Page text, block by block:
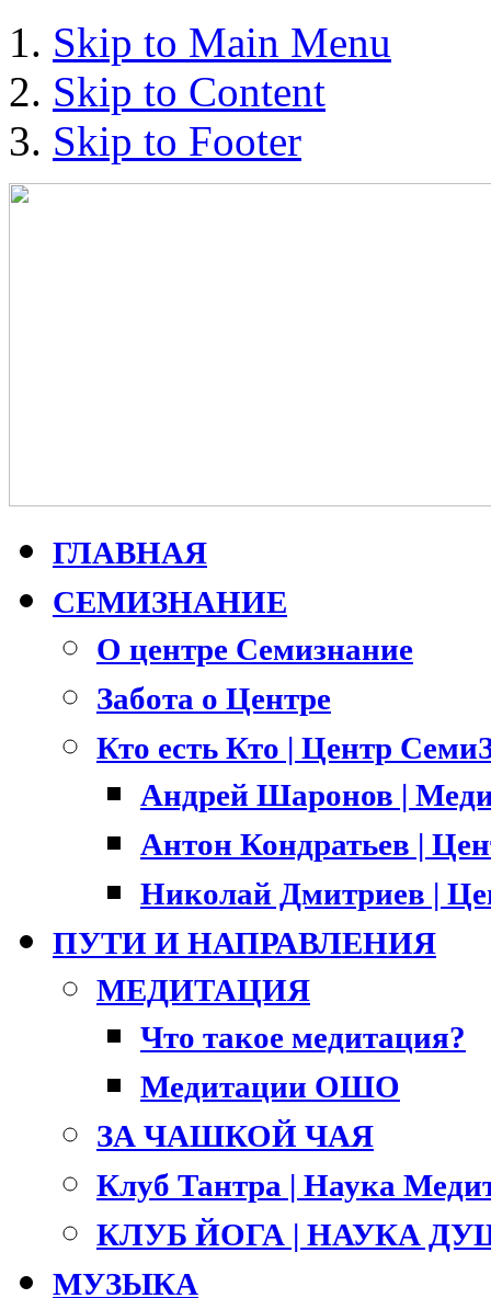
Skip to Main Menu
Skip to Content
Skip to Footer
ГЛАВНАЯ
СЕМИЗНАНИЕ
О центре Семизнание
Забота о Центре
Кто есть Кто | Центр
Андрей Шаронов |
Антон Кондратьев |
Николай Дмитриев |
ПУТИ И НАПРАВЛЕНИЯ
МЕДИТАЦИЯ
Что такое медитация?
Медитации ОШО
ЗА ЧАШКОЙ ЧАЯ
Клуб Тантра | Наука
КЛУБ ЙОГА | НАУКА
МУЗЫКА